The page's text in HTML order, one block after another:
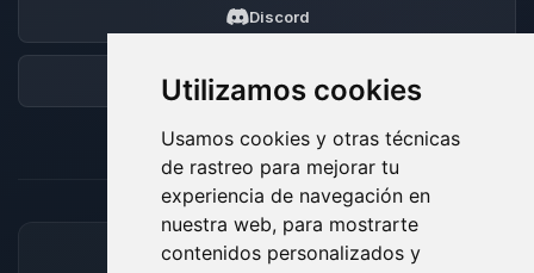
Utilizamos cookies
Usamos cookies y otras técnicas
de rastreo para mejorar tu
experiencia de navegación en
nuestra web, para mostrarte
contenidos personalizados y
Discord
Foro
MÉTODOS DE PAGO ACEPTADOS